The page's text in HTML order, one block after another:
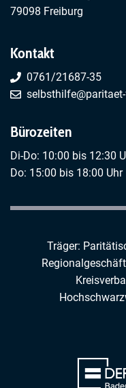
79098 Freiburg
Kontakt
0761/21687-35
Bürozeiten
Di-Do: 10:00 bis 12:30
Do: 15:00 bis 18:00 Uhr
Träger: